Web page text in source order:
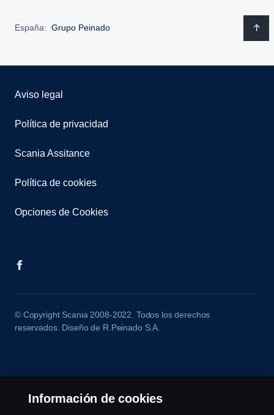
España: Grupo Peinado
Aviso legal
Política de privacidad
Scania Assitance
Política de cookies
Opciones de Cookies
© Copyright Scania 2008-2022. Todos los derechos
reservados. Diseño de R.Peinado S.A.
Información de cookies